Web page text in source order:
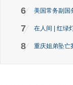
6 美国常务副国
7 在人间 | 红绿
8 重庆姐弟坠亡